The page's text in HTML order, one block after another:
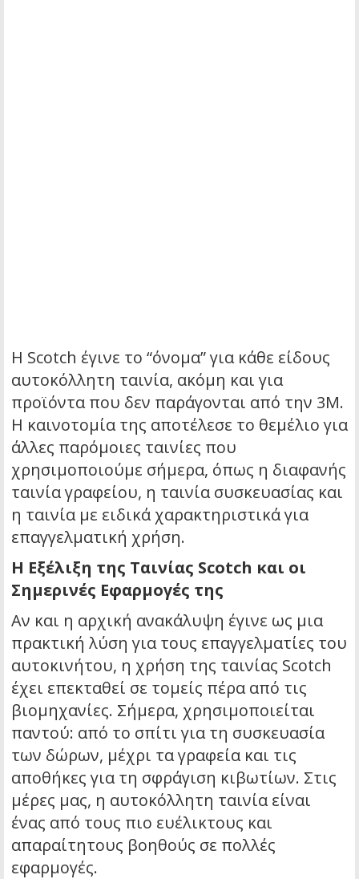
Η Scotch έγινε το “όνομα” για κάθε είδους
αυτοκόλλητη ταινία, ακόμη και για
προϊόντα που δεν παράγονται από την 3M.
Η καινοτομία της αποτέλεσε το θεμέλιο για
άλλες παρόμοιες ταινίες που
χρησιμοποιούμε σήμερα, όπως η διαφανής
ταινία γραφείου, η ταινία συσκευασίας και
η ταινία με ειδικά χαρακτηριστικά για
επαγγελματική χρήση.
Η Εξέλιξη της Ταινίας Scotch και οι
Σημερινές Εφαρμογές της
Αν και η αρχική ανακάλυψη έγινε ως μια
πρακτική λύση για τους επαγγελματίες του
αυτοκινήτου, η χρήση της ταινίας Scotch
έχει επεκταθεί σε τομείς πέρα από τις
βιομηχανίες. Σήμερα, χρησιμοποιείται
παντού: από το σπίτι για τη συσκευασία
των δώρων, μέχρι τα γραφεία και τις
αποθήκες για τη σφράγιση κιβωτίων. Στις
μέρες μας, η αυτοκόλλητη ταινία είναι
ένας από τους πιο ευέλικτους και
απαραίτητους βοηθούς σε πολλές
εφαρμογές.